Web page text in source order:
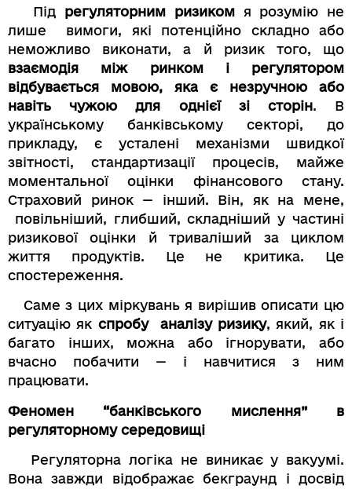
Під регуляторним ризикомя розумію не
лише вимоги, які потенційно складно або
неможливо виконати, а й ризик того, що
взаємодія між ринком і регулятором
відбувається мовою, яка є незручною або
навіть чужою для однієї зі сторін. В
українському банківському секторі, до
прикладу, є усталені механізми швидкої
звітності, стандартизації процесів, майже
моментальної оцінки фінансового стану.
Страховий ринок — інший. Він, як на мене,
повільніший, глибший, складніший у частині
ризикової оцінки й триваліший за циклом
життя продуктів. Це не критика. Це
спостереження.
Саме з цих міркувань я вирішив описати цю
ситуацію як спробу аналізу ризику, який, як і
багато інших, можна або ігнорувати, або
вчасно побачити — і навчитися з ним
працювати.
Феномен “банківського мислення” в
регуляторному середовищі
Регуляторна логіка не виникає у вакуумі.
Вона завжди відображає бекграунд і досвід